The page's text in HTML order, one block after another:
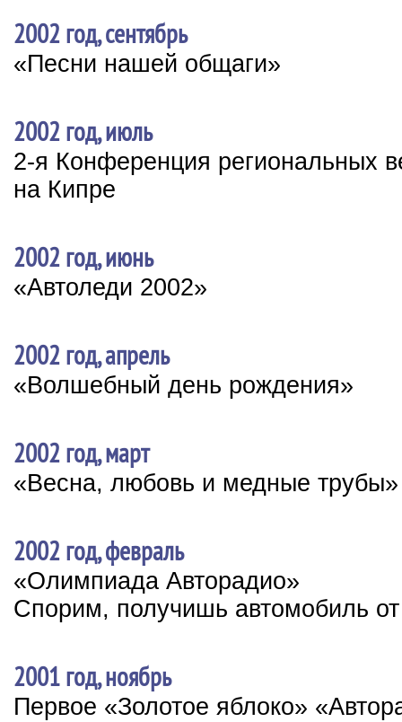
2002 год, сентябрь
«Песни нашей общаги»
2002 год, июль
2-я Конференция региональных
на Кипре
2002 год, июнь
«Автоледи 2002»
2002 год, апрель
«Волшебный день рождения»
2002 год, март
«Весна, любовь и медные трубы»
2002 год, февраль
«Олимпиада Авторадио»
Спорим, получишь автомобиль
2001 год, ноябрь
Первое «Золотое яблоко»